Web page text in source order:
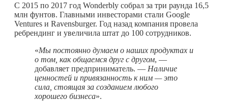
С 2015 по 2017 год Wonderbly собрал за три раунда 16,5
млн фунтов. Главными инвесторами стали Google
Ventures и Ravensburger. Год назад компания провела
ребрендинг и увеличила штат до 100 сотрудников.
«Мы постоянно думаем о наших продуктах и
​​о том, как общаемся друг с другом, —
добавляет предприниматель. — Наличие
ценностей и привязанность к ним — это
сила, стоящая за созданием любого
хорошего бизнеса».